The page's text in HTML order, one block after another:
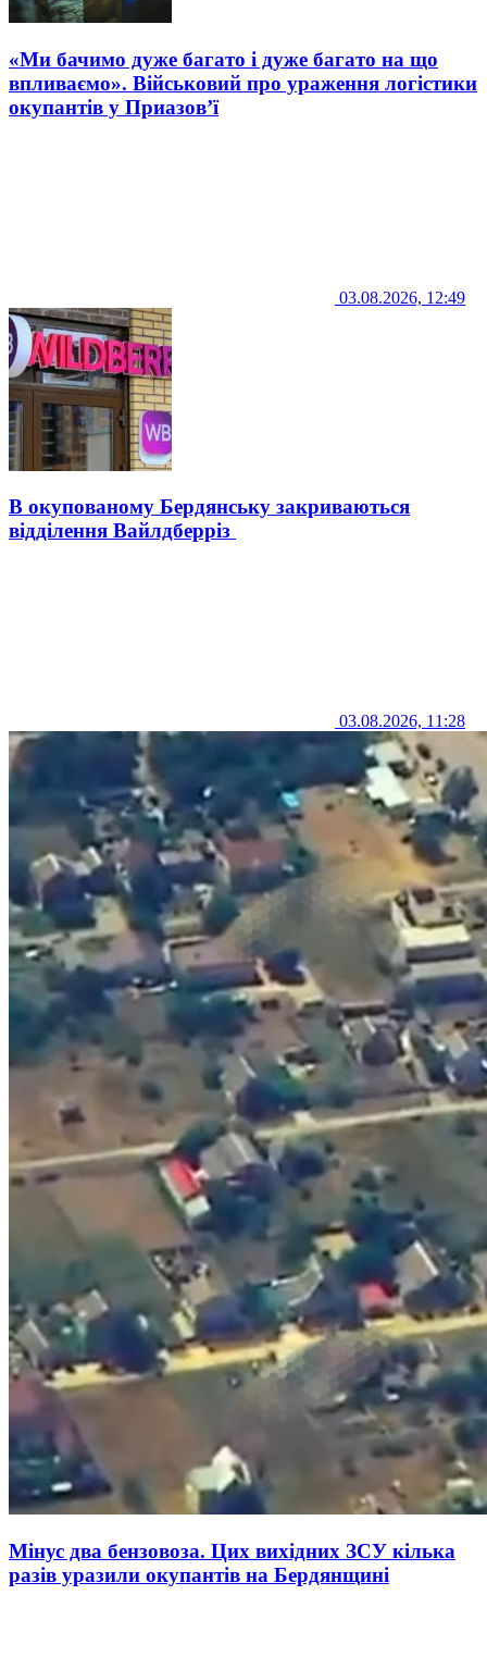
«Ми бачимо дуже багато і дуже багато на що
впливаємо». Військовий про ураження логістики
окупантів у Приазов’ї
03.08.2026, 12:49
В окупованому Бердянську закриваються
відділення Вайлдберріз
03.08.2026, 11:28
Мінус два бензовоза. Цих вихідних ЗСУ кілька
разів уразили окупантів на Бердянщині